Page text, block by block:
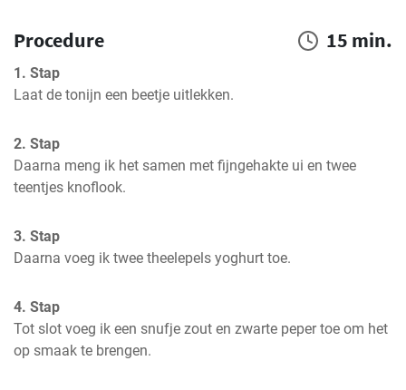
Procedure 15 min.
1. Stap
Laat de tonijn een beetje uitlekken.
2. Stap
Daarna meng ik het samen met fijngehakte ui en twee
teentjes knoflook.
3. Stap
Daarna voeg ik twee theelepels yoghurt toe.
4. Stap
Tot slot voeg ik een snufje zout en zwarte peper toe om het
op smaak te brengen.